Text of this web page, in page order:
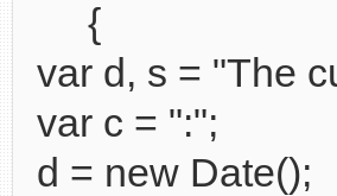
{
var d, s = "The
var c = ":";
d = new Date();